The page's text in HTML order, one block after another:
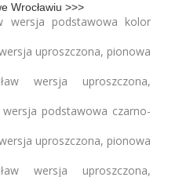
Wrocławiu >>>
wersja podstawowa kolor
uproszczona, pionowa
wersja uproszczona,
wersja podstawowa czarno-
uproszczona, pionowa
wersja uproszczona,